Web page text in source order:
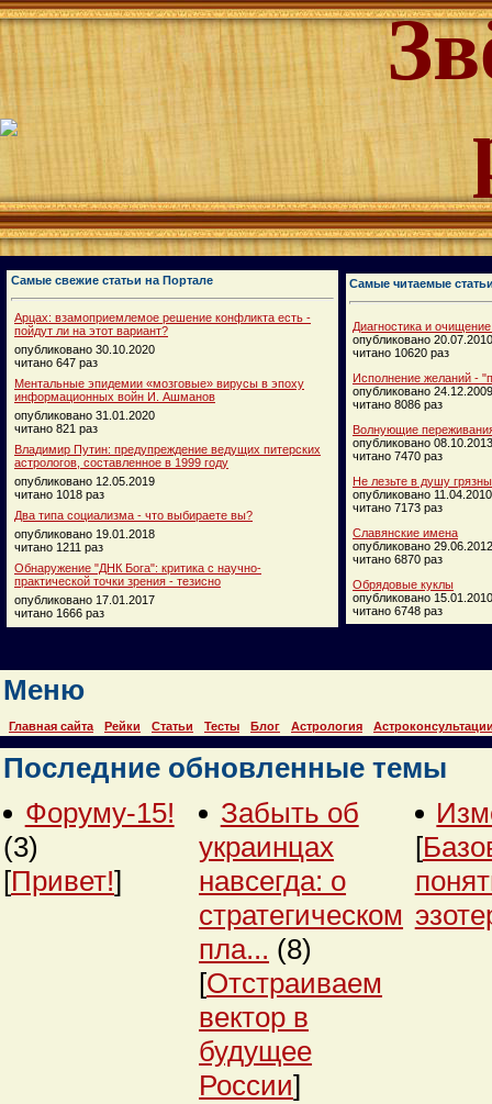
Самые свежие статьи на Портале
Арцах: взамоприемлемое решение конфликта есть -
пойдут ли на этот вариант?
опубликовано 30.10.2020
читано 647 раз
Ментальные эпидемии «мозговые» вирусы в эпоху
информационных войн И. Ашманов
опубликовано 31.01.2020
читано 821 раз
Владимир Путин: предупреждение ведущих питерских
астрологов, составленное в 1999 году
опубликовано 12.05.2019
читано 1018 раз
Два типа социализма - что выбираете вы?
опубликовано 19.01.2018
читано 1211 раз
Обнаружение "ДНК Бога": критика с научно-
практической точки зрения - тезисно
опубликовано 17.01.2017
читано 1666 раз
Самые читаемые
Диагностика и
опубликовано 20.07.2010
читано 10620 раз
Исполнение желаний -
опубликовано 24.12.2009
читано 8086 раз
Волнующие
опубликовано 08.10.2013
читано 7470 раз
Не лезьте в душу
опубликовано 11.04.2010
читано 7173 раз
Славянские имена
опубликовано 29.06.2012
читано 6870 раз
Обрядовые куклы
опубликовано 15.01.2010
читано 6748 раз
Меню
Главная сайта Рейки Статьи Тесты Блог Астрология
Последние обновленные темы
Форуму-15!
(3)
[Привет!]
Забыть об
украинцах
навсегда: о
стратегическом
пла... (8)
[Отстраиваем
вектор в
будущее
России]
[